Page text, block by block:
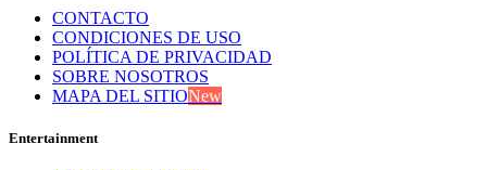
CONTACTO
CONDICIONES DE USO
POLÍTICA DE PRIVACIDAD
SOBRE NOSOTROS
MAPA DEL SITIONew
Entertainment